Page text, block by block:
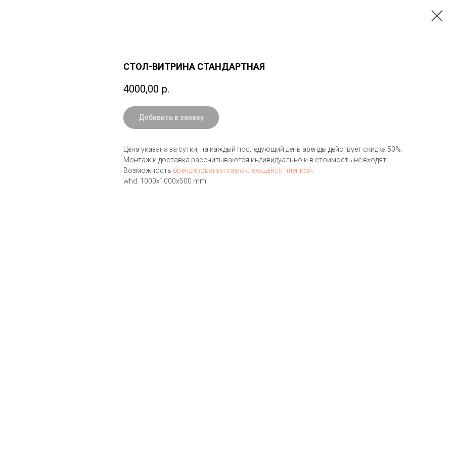
СТОЛ-ВИТРИНА СТАНДАРТНАЯ
4000,00 р.
Добавить в заявку
Цена указана за сутки, на каждый последующий день аренды действует скидка 50%.
Монтаж и доставка рассчитываются индивидуально и в стоимость не входят.
Возможность брендирования самоклеющейся пленкой.
whd: 1000x1000x500 mm